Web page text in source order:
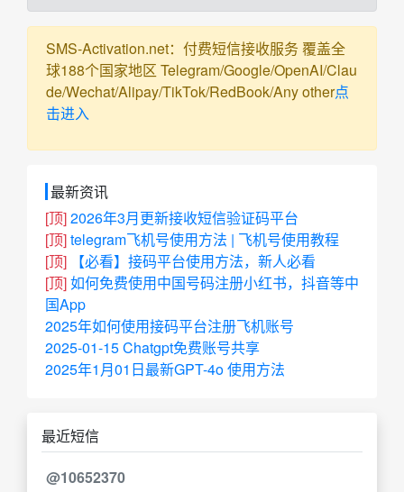
SMS-Activation.net：付费短信接收服务 覆盖全
球188个国家地区 Telegram/Google/OpenAI/Clau
de/Wechat/Alipay/TikTok/RedBook/Any other点
击进入
最新资讯
[顶]2026年3月更新接收短信验证码平台
[顶]telegram飞机号使用方法 | 飞机号使用教程
[顶]
【必看】接码平台使用方法，新人必看
[顶]如何免费使用中国号码注册小红书，抖音等中
国App
2025年如何使用接码平台注册飞机账号
2025-01-15 Chatgpt免费账号共享
2025年1月01日最新GPT-4o 使用方法
最近短信
@10652370